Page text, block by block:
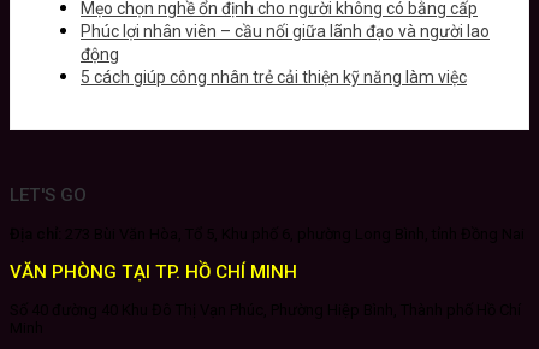
Mẹo chọn nghề ổn định cho người không có bằng cấp
Phúc lợi nhân viên – cầu nối giữa lãnh đạo và người lao
động
5 cách giúp công nhân trẻ cải thiện kỹ năng làm việc
LET'S GO
VĂN PHÒNG TẠI TP. HỒ CHÍ MINH